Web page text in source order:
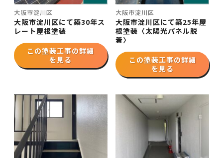
大阪市淀川区
大阪市淀川区にて築30年ス
レート屋根塗装
この塗装工事の詳細
を見る
大阪市淀川区
大阪市淀川区にて築25年屋
根塗装〈太陽光パネル脱
着〉
この塗装工事の詳細
を見る